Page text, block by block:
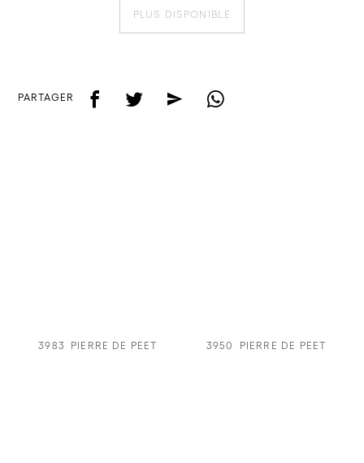
PLUS DISPONIBLE
PARTAGER f t e w
3983 PIERRE DE PEET 3950 PIERRE DE PEET